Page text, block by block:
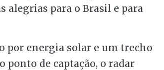
alegrias para o Brasil e para
por energia solar e um trecho
ponto de captação, o radar